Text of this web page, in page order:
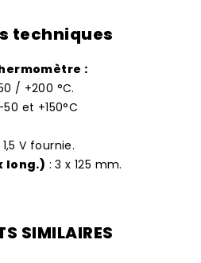
techniques
:
/ +200 °C.
et +150°C
V fournie.
long.) : 3 x 125 mm.
SIMILAIRES